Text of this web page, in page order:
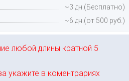
~3 дн.(Бесплатно)
~6 дн.(от 500 руб.)
любой длины кратной 5
укажите в коментрариях